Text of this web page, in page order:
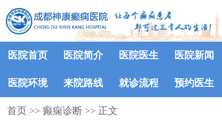
医院首页 医院简介 医院医生 医院新闻
医院环境 来院路线 就诊流程 预约医生
首页 >> 癫痫诊断 >> 正文